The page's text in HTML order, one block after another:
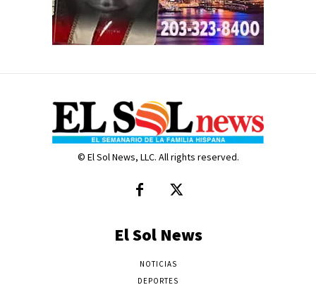
© El Sol News, LLC. All rights reserved.
El Sol News
NOTICIAS
DEPORTES